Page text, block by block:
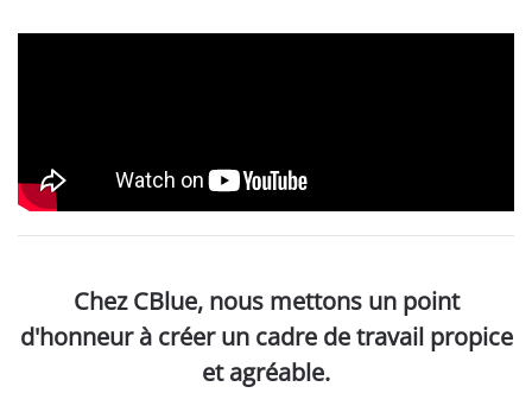
Chez CBlue, nous mettons un point
d'honneur à créer un cadre de travail propice
et agréable.